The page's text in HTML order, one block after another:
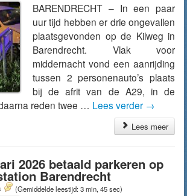
BARENDRECHT – In een paar
uur tijd hebben er drie ongevallen
plaatsgevonden op de Kilweg in
Barendrecht. Vlak voor
middernacht vond een aanrijding
tussen 2 personenauto’s plaats
bij de afrit van de A29, in de
reden twee … Lees verder →
Lees meer
2026 betaald parkeren op
Barendrecht
(Gemiddelde leestijd: 3 min, 45 sec)